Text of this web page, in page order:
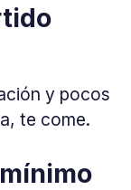
y pocos
te come.